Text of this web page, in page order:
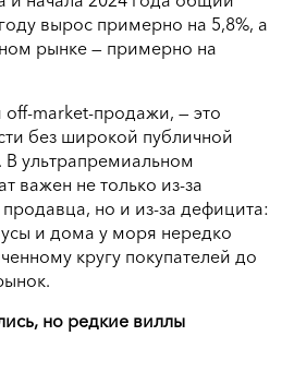
вырос примерно на 5,8%, а
рынке — примерно на
off-market-продажи, — это
без широкой публичной
В ультрапремиальном
важен не только из-за
но и из-за дефицита:
и дома у моря нередко
кругу покупателей до
но редкие виллы